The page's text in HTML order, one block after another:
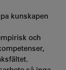
kunskapen
och